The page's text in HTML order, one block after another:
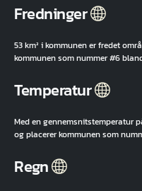
Fredninger
53 km² i kommunen er fredet
kommunen som nummer #6
Temperatur
Med en gennemsnitstemperatur
og placerer kommunen som
Regn